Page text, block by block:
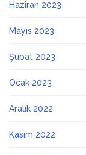
Haziran 2023
Mayıs 2023
Şubat 2023
Ocak 2023
Aralık 2022
Kasım 2022